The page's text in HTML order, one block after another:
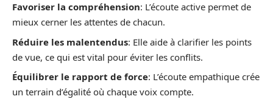
Favoriser la compréhension: L’écoute active permet de
mieux cerner les attentes de chacun.
Réduire les malentendus: Elle aide à clarifier les points
de vue, ce qui est vital pour éviter les conflits.
Équilibrer le rapport de force: L’écoute empathique crée
un terrain d’égalité où chaque voix compte.